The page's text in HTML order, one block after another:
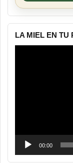
LA MIEL EN TU
00:00